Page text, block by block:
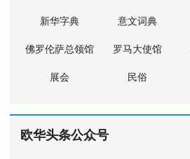
新华字典 意文词典
佛罗伦萨总领馆 罗马大使馆
展会 民俗
欧华头条公众号